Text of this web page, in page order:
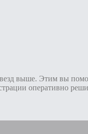
выше. Этим вы
оперативно